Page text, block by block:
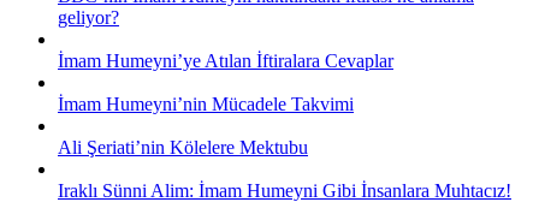
geliyor?
İmam Humeyni’ye Atılan İftiralara Cevaplar
İmam Humeyni’nin Mücadele Takvimi
Ali Şeriati’nin Kölelere Mektubu
Iraklı Sünni Alim: İmam Humeyni Gibi İnsanlara Muhtacız!